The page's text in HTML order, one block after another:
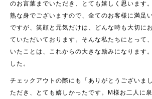
のお言葉までいただき、とても嬉しく思います
熟な身でございますので、全てのお客様に満足
ですが、笑顔と元気だけは、どんな時も大切に
ていただいております。そんな私たちにとって
いたことは、これからの大きな励みになります
した。
チェックアウトの際にも「ありがとうございま
ただき、とても嬉しかったです。M様お二人に